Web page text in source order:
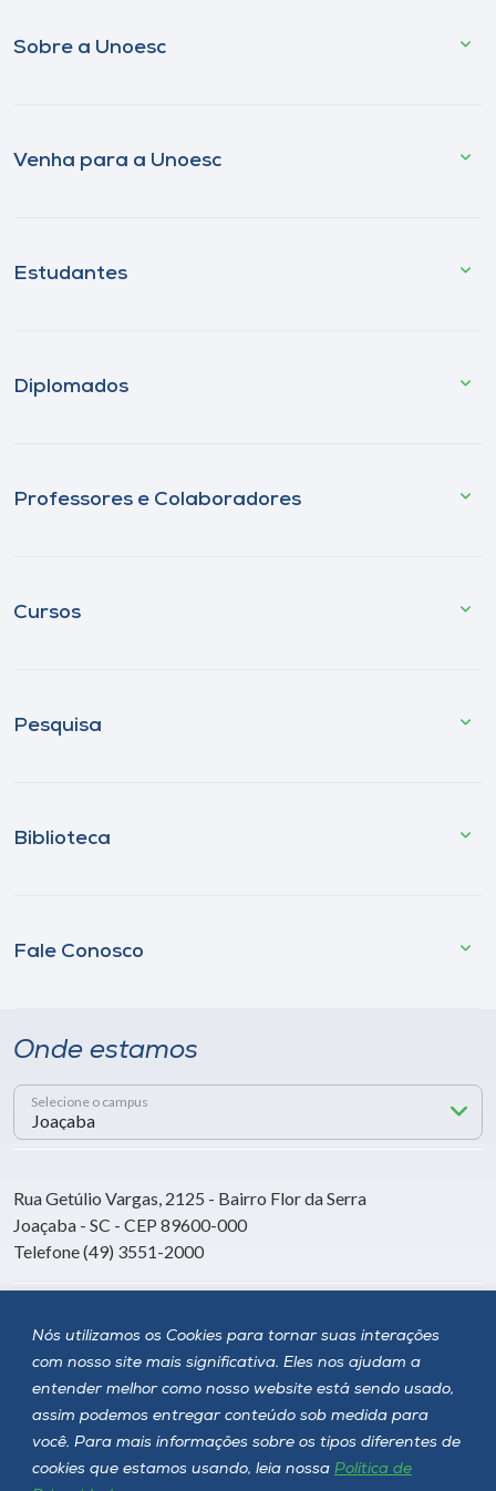
Nós utilizamos os Cookies para tornar suas interações
com nosso site mais significativa. Eles nos ajudam a
entender melhor como nosso website está sendo usado,
assim podemos entregar conteúdo sob medida para
você. Para mais informações sobre os tipos diferentes de
cookies que estamos usando, leia nossa Política de
Sobre a Unoesc
Venha para a Unoesc
Estudantes
Diplomados
Professores e Colaboradores
Cursos
Pesquisa
Biblioteca
Fale Conosco
Onde estamos
Selecione o campus
Rua Getúlio Vargas, 2125 - Bairro Flor da Serra
Joaçaba - SC - CEP 89600-000
Telefone (49) 3551-2000
Siga a Unoesc